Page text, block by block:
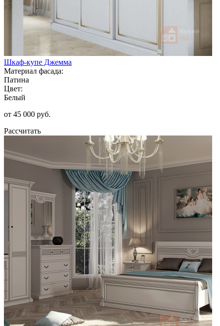
Шкаф-купе Джемма
Материал фасада:
Патина
Цвет:
Белый
от 45 000 руб.
Рассчитать